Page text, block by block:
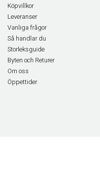
Köpvillkor
Leveranser
Vanliga frågor
Så handlar du
Storleksguide
Byten och Returer
Om oss
Öppettider